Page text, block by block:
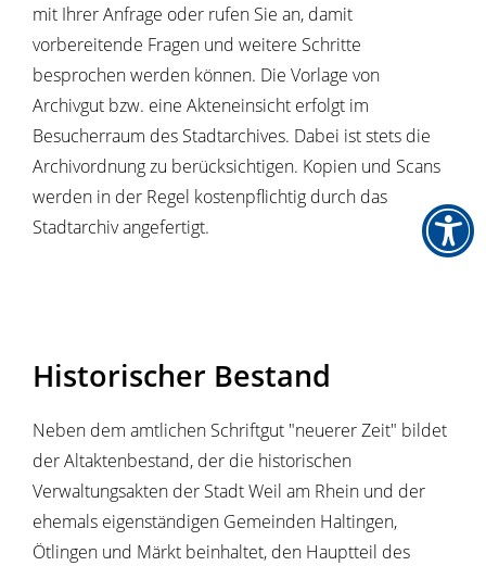
mit Ihrer Anfrage oder rufen Sie an, damit
vorbereitende Fragen und weitere Schritte
besprochen werden können. Die Vorlage von
Archivgut bzw. eine Akteneinsicht erfolgt im
Besucherraum des Stadtarchives. Dabei ist stets die
Archivordnung zu berücksichtigen. Kopien und Scans
werden in der Regel kostenpflichtig durch das
Stadtarchiv angefertigt.
Historischer Bestand
Neben dem amtlichen Schriftgut "neuerer Zeit" bildet
der Altaktenbestand, der die historischen
Verwaltungsakten der Stadt Weil am Rhein und der
ehemals eigenständigen Gemeinden Haltingen,
Ötlingen und Märkt beinhaltet, den Hauptteil des